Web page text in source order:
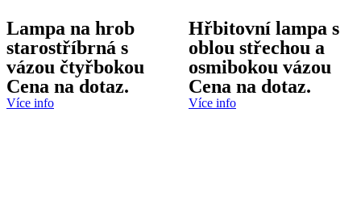
Lampa na hrob
starostříbrná s
vázou čtyřbokou
Cena na dotaz.
Více info
Hřbitovní lampa s
oblou střechou a
osmibokou vázou
Cena na dotaz.
Více info